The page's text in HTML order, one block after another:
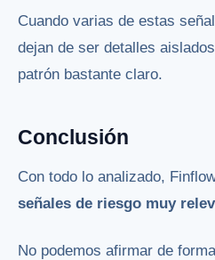
Cuando varias de estas
dejan de ser detalles
patrón bastante claro.
Conclusión
Con todo lo analizado,
señales de riesgo muy
No podemos afirmar de